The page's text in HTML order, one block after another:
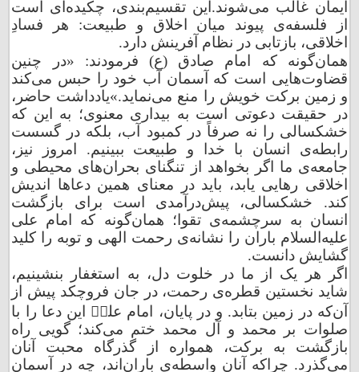
ایمان غالب می‌شوند.این تقسیم‌بندی، چکیده‌ای است
از فلسفه‌ی پیوند میان اخلاق و طبیعت: هر فسادِ
اخلاقی، بازتابی در نظام آفرینش دارد.
همان‌گونه که امام صادق‌ (ع) فرمودند: «در چنین
قضاوت‌هایی است که آسمان آب خود را حبس می‌کند
و زمین برکت خویش را منع می‌نماید.»یادداشت حاضر،
در حقیقت دعوتی است به بیداری معنوی؛ به این که
خشکسالی را نه صرفاً در کمبود آب، بلکه در گسست
رابطه‌ی انسان با خدا و طبیعت ببینیم. امروز نیز،
جامعه‌ی ما اگر بخواهد از تنگنای بحران‌های محیطی و
اخلاقی رهایی یابد، باید در معنای همین دعاها اندیش
کند. خشکسالی، پیش‌درآمدی است برای بازگشت
انسان به سرچشمه‌ی تقوا؛ همان‌گونه که امام علی
علیه‌السلام باران را نشانه‌ی رحمت الهی و توبه را کلید
گشایش دانست.
اگر هر یک از ما در خلوت دل، به استغفار بنشینیم،
شاید نخستین قطره‌ی رحمت، در جان فروچکد پیش از
آن‌که در زمین بتابد. و در پایان، امام علیؑ این دعا را با
صلوات بر محمد و آل محمد ختم می‌کند؛ گویی راه
بازگشت به برکت، همواره از گذرگاه محبت آنان
می‌گذرد. چراکه آنان واسطه‌ی باران‌اند، چه در آسمان